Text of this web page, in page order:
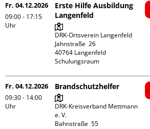
Fr. 04.12.2026
09:00 - 17:15
Uhr
Erste Hilfe Ausbildung
Langenfeld
DRK-Ortsverein Langenfeld
Jahnstraße  26
40764 Langenfeld
Schulungsraum
Fr. 04.12.2026
09:30 - 14:00
Uhr
Brandschutzhelfer
DRK-Kreisverband Mettmann
e. V.
Bahnstraße  55